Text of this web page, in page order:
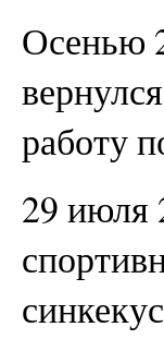
Осенью
работу
29 июля